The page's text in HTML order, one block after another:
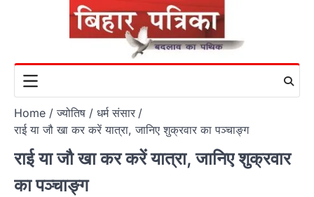
Home
ज्योतिष / धर्म संसार
राई या जौ खा कर करें यात्रा, जानिए शुक्रवार का पञ्चाङ्ग
राई या जौ खा कर करें यात्रा, जानिए शुक्रवार
का पञ्चाङ्ग